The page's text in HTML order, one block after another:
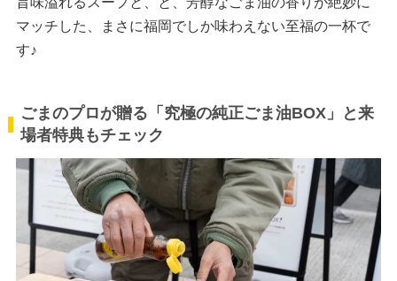
マッチした、まさに福岡でしか味わえない至福の一杯で
す♪
ごまのプロが贈る「究極の純正ごま油BOX」と来
場者特典もチェック